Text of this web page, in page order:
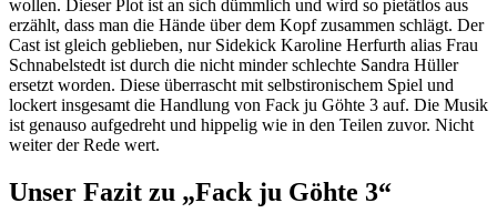
wollen. Dieser Plot ist an sich dümmlich und wird so pietätlos aus
erzählt, dass man die Hände über dem Kopf zusammen schlägt. Der
Cast ist gleich geblieben, nur Sidekick Karoline Herfurth alias Frau
Schnabelstedt ist durch die nicht minder schlechte Sandra Hüller
ersetzt worden. Diese überrascht mit selbstironischem Spiel und
lockert insgesamt die Handlung von Fack ju Göhte 3 auf. Die Musik
ist genauso aufgedreht und hippelig wie in den Teilen zuvor. Nicht
weiter der Rede wert.
Unser Fazit zu „Fack ju Göhte 3“